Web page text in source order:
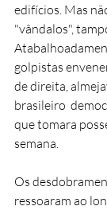
edifícios. Mas
"vândalos",
golpistas
de direita,
brasileiro
que tomara
semana.
Os
ressoaram ao